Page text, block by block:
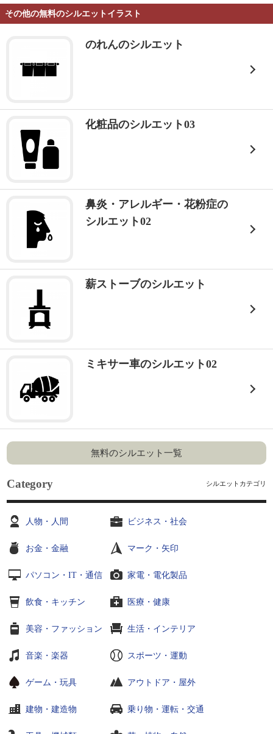
その他の無料のシルエットイラスト
のれんのシルエット
化粧品のシルエット03
鼻炎・アレルギー・花粉症の
シルエット02
薪ストーブのシルエット
ミキサー車のシルエット02
無料のシルエット一覧
Category シルエットカテゴリ
人物・人間 ビジネス・社会
お金・金融 マーク・矢印
パソコン・IT・通信 家電・電化製品
飲食・キッチン 医療・健康
美容・ファッション 生活・インテリア
音楽・楽器 スポーツ・運動
ゲーム・玩具 アウトドア・屋外
建物・建造物 乗り物・運転・交通